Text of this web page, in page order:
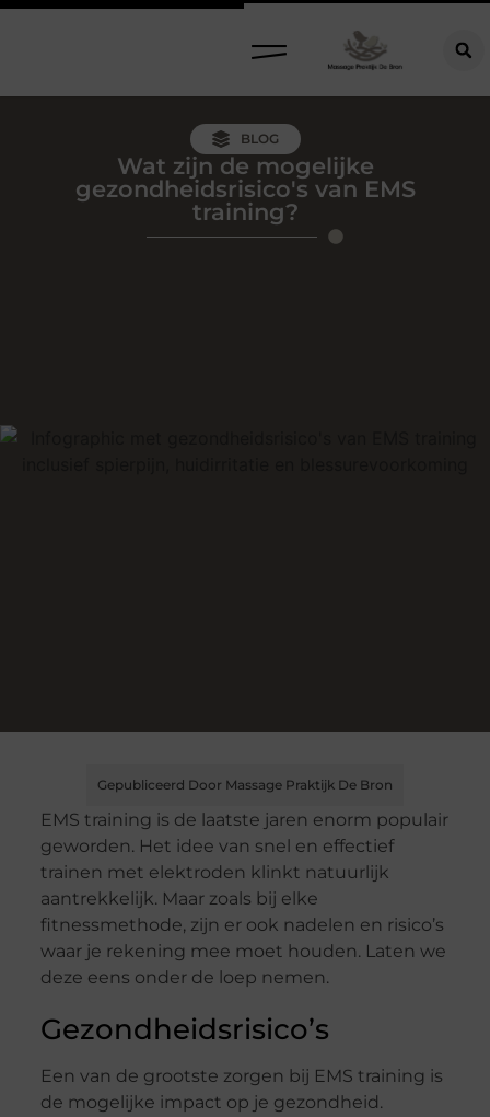
BLOG
Wat zijn de mogelijke
gezondheidsrisico's van EMS
training?
Gepubliceerd Door Massage Praktijk De Bron
EMS training is de laatste jaren enorm populair
geworden. Het idee van snel en effectief
trainen met elektroden klinkt natuurlijk
aantrekkelijk. Maar zoals bij elke
fitnessmethode, zijn er ook nadelen en risico’s
waar je rekening mee moet houden. Laten we
deze eens onder de loep nemen.
Gezondheidsrisico’s
Een van de grootste zorgen bij EMS training is
de mogelijke impact op je gezondheid.